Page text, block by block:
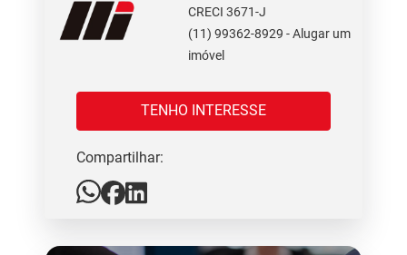
CRECI 3671-J
(11) 99362-8929 - Alugar um
imóvel
TENHO INTERESSE
Compartilhar: